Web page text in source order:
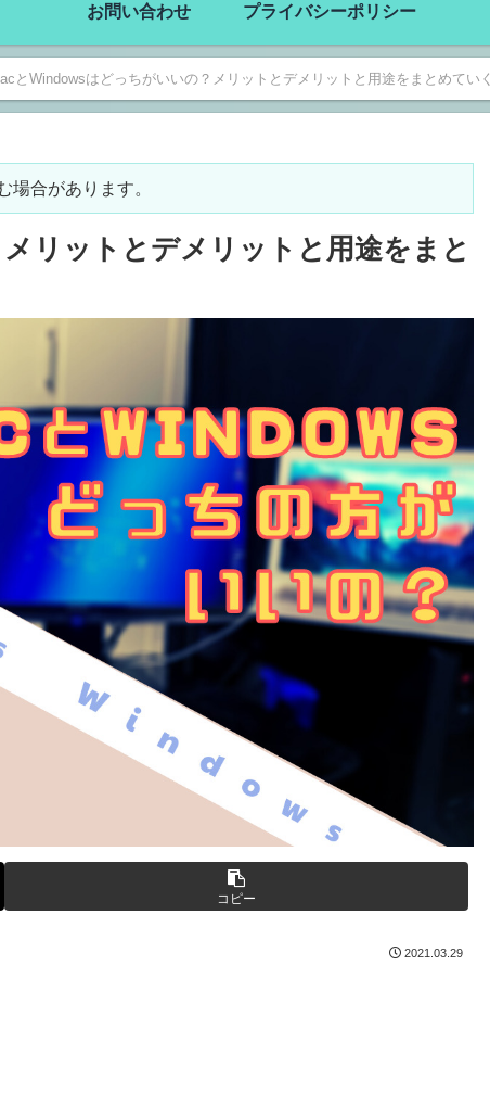
お問い合わせ プライバシーポリシー
とWindowsはどっちがいいの？メリットとデメリットと用途をまとめていく
場合があります。
リットとデメリットと用途をまと
コピー
2021.03.29